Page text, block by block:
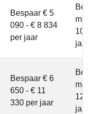
Bespaar € 5
090 - € 8 834
per jaar
10
jaar
Bespaar € 6
650 - € 11
330 per jaar
12
jaar